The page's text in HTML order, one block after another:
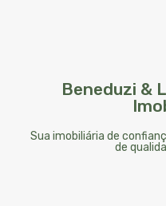
Beneduzi &
Sua imobiliária de
de